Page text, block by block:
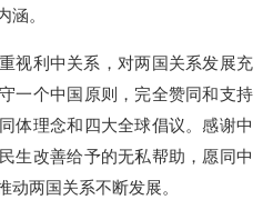
。
利中关系，对两国关系发展充
一个中国原则，完全赞同和支持
体理念和四大全球倡议。感谢中
生改善给予的无私帮助，愿同中
两国关系不断发展。